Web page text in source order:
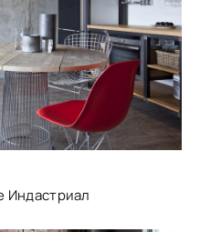
Индастриал